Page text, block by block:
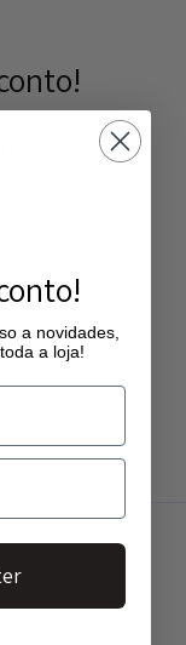
a novidades,
a novidades,
a loja!